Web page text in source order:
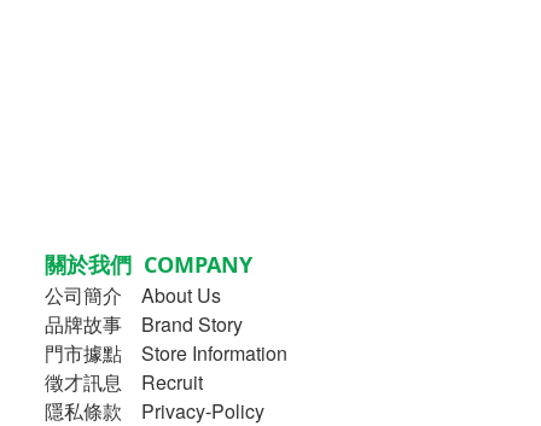
關於我們 COMPANY
公司簡介
About Us
品牌故事
Brand Story
門市據點 Store Information
徵才訊息 Recruit
隱私條款 Privacy-Policy